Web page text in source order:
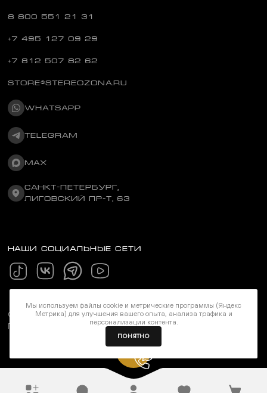
8 800 551 21 31
+7 495 127 09 29
+7 812 507 82 62
STORE@STEREOZONA.RU
WHATSAPP
TELEGRAM
MAX
САНКТ-ПЕТЕРБУРГ,
ЛИГОВСКИЙ ПР-Т, 63
НАШИ СОЦИАЛЬНЫЕ СЕТИ
©Stereozona 2026. Все права защищены
Политика конфиденциальности
Мы используем файлы cookie и метрические программы (Яндекс
Метрика) для улучшения вашего опыта, анализа трафика и
персонализации контента.
ПОНЯТНО